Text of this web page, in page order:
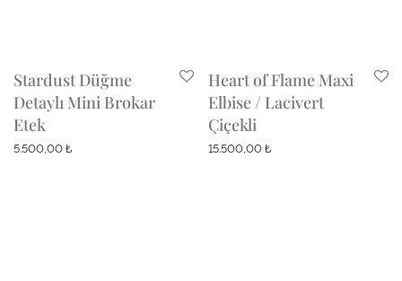
Stardust Düğme
Detaylı Mini Brokar
Etek
5.500,00 ₺
Heart of Flame Maxi
Elbise / Lacivert
Çiçekli
15.500,00 ₺